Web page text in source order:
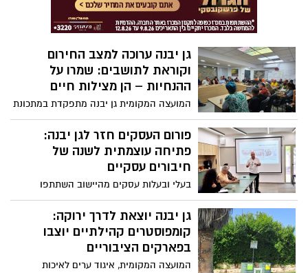
גן יבנה ערוכה למצב החירום
וקוראת לתושבים: שמרו על
ההנחיות – הן מצילות חיים
המועצה המקומית גן יבנה מתפקדת במתכונת
חירום, מפעילה חמ"ל מסביב לשעון, מעניקה
סיוע פסיכולוגי וחברתי, ופתחה מרחבים
מוגנים לתושבים. ראש המועצה: "מדובר
באירוע חריג – אנו כאן בשבילכם"
פורום העסקים חזר לגן יבנה:
פתיחה עוצמתית לשנה של
חיבורים עסקיים
בעלי ובעלות עסקים מהיישוב השתתפו
במפגש נטוורקינג ראשון מתוך סדרת מפגשים
שמובילה היועצת והמרצה דורית רייף, במטרה
לקדם יוזמות מקומיות ולבנות קהילה עסקית
חזקה בגן יבנה.
גן יבנה יוצאת לדרך ירוקה:
קומפוסטרים קהילתיים יוצבו
בפארקים הציבוריים
המועצה המקומית, איגוד ערים לאיכות